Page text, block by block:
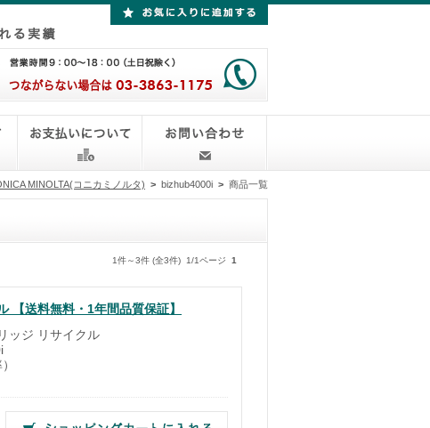
MINOLTA(コニカミノルタ) > bizhub4000i > 商品一覧
1件～3件 (全3件) 1/1ページ 1
【送料無料・1年間品質保証】
ッジ リサイクル